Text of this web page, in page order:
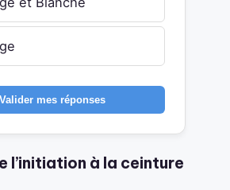
Valider mes réponses
l’initiation à la ceinture